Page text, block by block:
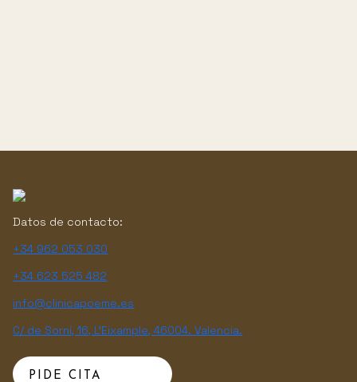
Datos de contacto:
+34 962 053 030
+34 623 525 482
info@clinicapoeme.es
C/ de Sorní, 16, L'Eixample, 46004. Valencia.
PIDE CITA